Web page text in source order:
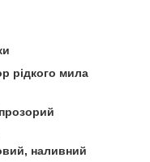
рідкого мила
наливний